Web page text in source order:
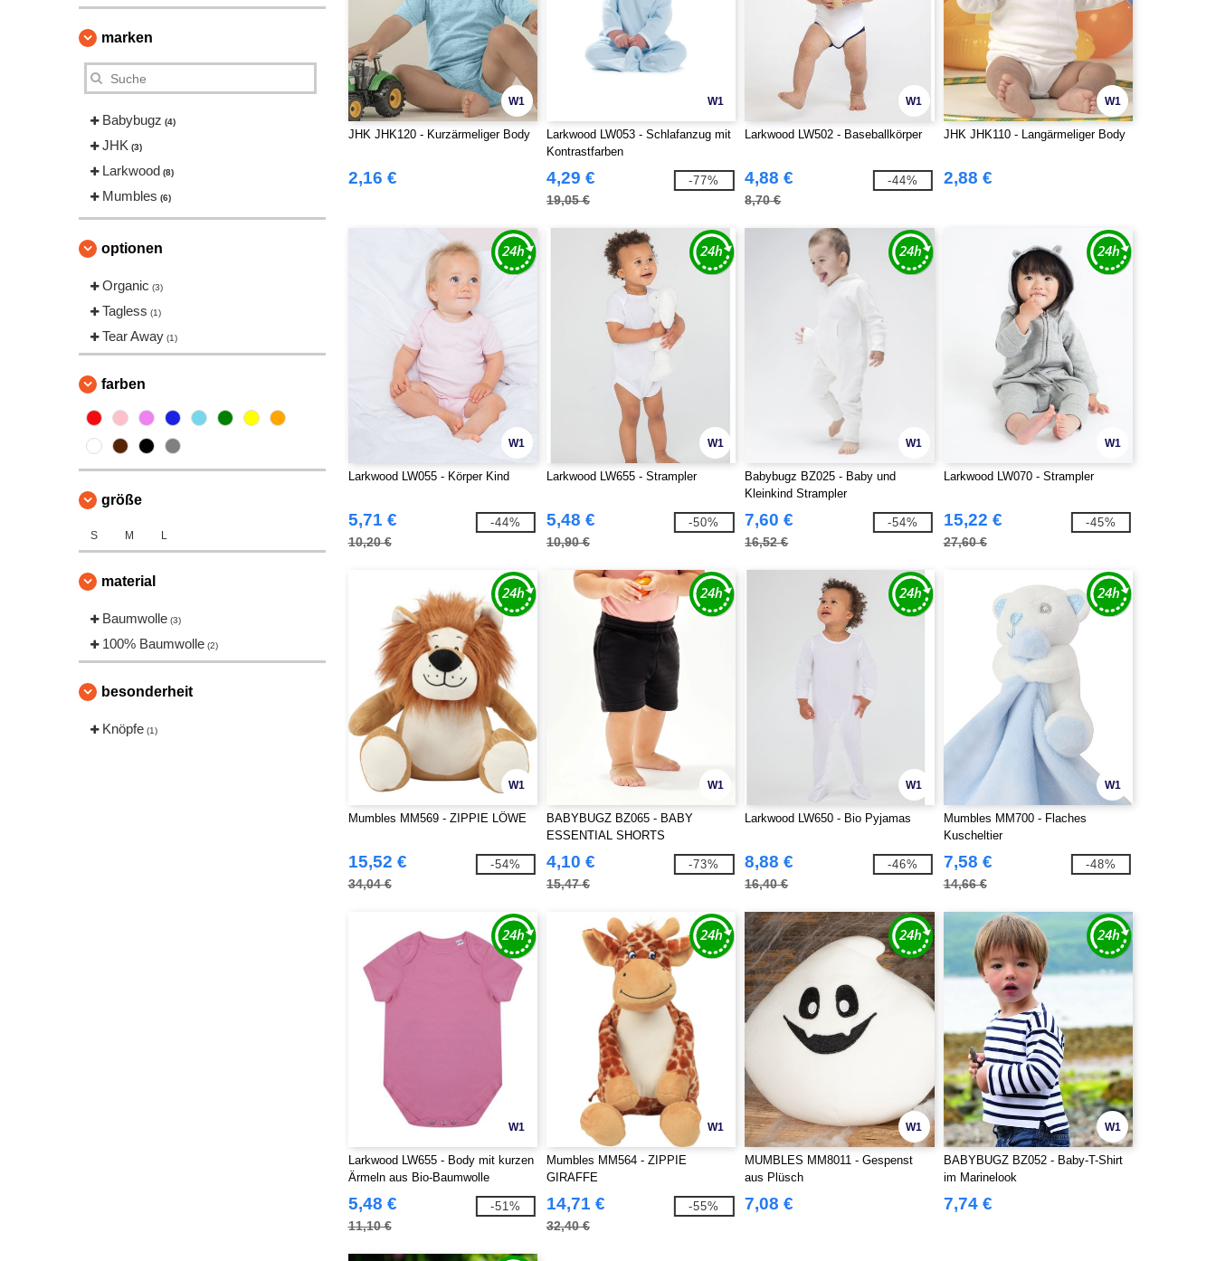
marken
Babybugz (4)
JHK (3)
Larkwood (8)
Mumbles (6)
optionen
Organic (3)
Tagless (1)
Tear Away (1)
farben
größe
S M L
material
Baumwolle (3)
100% Baumwolle (2)
besonderheit
Knöpfe (1)
W1
JHK JHK120 - Kurzärmeliger Body
2,16 €
W1
Larkwood LW053 - Schlafanzug mit
Kontrastfarben
4,29 €
19,05 €
-77%
W1
Larkwood LW502 - Baseballkörper
4,88 €
8,70 €
-44%
W1
JHK JHK110 - Langärmeliger Body
2,88 €
W1
Larkwood LW055 - Körper Kind
5,71 €
10,20 €
-44%
W1
Larkwood LW655 - Strampler
5,48 €
10,90 €
-50%
W1
Babybugz BZ025 - Baby und
Kleinkind Strampler
7,60 €
16,52 €
-54%
W1
Larkwood LW070 - Strampler
15,22 €
27,60 €
-45%
W1
Mumbles MM569 - ZIPPIE LÖWE
15,52 €
34,04 €
-54%
W1
BABYBUGZ BZ065 - BABY
ESSENTIAL SHORTS
4,10 €
15,47 €
-73%
W1
Larkwood LW650 - Bio Pyjamas
8,88 €
16,40 €
-46%
W1
Mumbles MM700 - Flaches
Kuscheltier
7,58 €
14,66 €
-48%
W1
Larkwood LW655 - Body mit kurzen
Ärmeln aus Bio-Baumwolle
5,48 €
11,10 €
-51%
W1
Mumbles MM564 - ZIPPIE
GIRAFFE
14,71 €
32,40 €
-55%
W1
MUMBLES MM8011 - Gespenst
aus Plüsch
7,08 €
W1
BABYBUGZ BZ052 - Baby-T-Shirt
im Marinelook
7,74 €